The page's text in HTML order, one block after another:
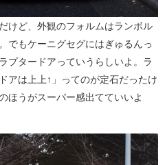
けど、外観のフォルムはランボル
でもケーニグセグにはぎゅるんっ
プタードアっていうらしいよ。ラ
アは上上↑」ってのが定石だったけ
ほうがスーパー感出てていいよ